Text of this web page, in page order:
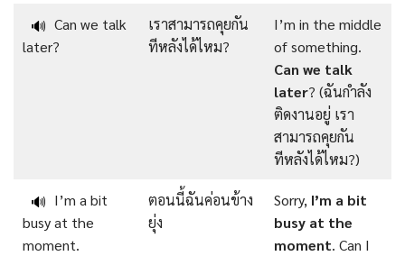
🔊 Can we talk
later?
เราสามารถคุยกัน
ทีหลังได้ไหม?
I’m in the middle
of something.
Can we talk
later? (ฉันกำลัง
ติดงานอยู่ เรา
สามารถคุยกัน
ทีหลังได้ไหม?)
🔊 I’m a bit
busy at the
moment.
ตอนนี้ฉันค่อนข้าง
ยุ่ง
Sorry, I’m a bit
busy at the
moment. Can I